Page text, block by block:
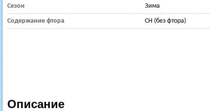
Сезон Зима
Содержание фтора CH (без фтора)
Описание